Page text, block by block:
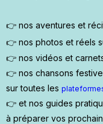
👉 nos aventures et
👉 nos photos et réels
👉 nos vidéos et
👉 nos chansons
sur toutes les
👉 et nos guides
à préparer vos